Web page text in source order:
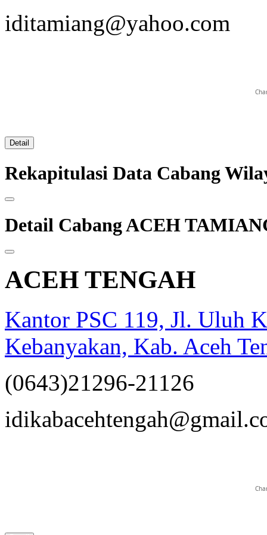
iditamiang@yahoo.com
Detail
Rekapitulasi Data Cabang
Detail Cabang ACEH
ACEH TENGAH
Kantor PSC 119, Jl. Uluh
Kebanyakan, Kab. Aceh
(0643)21296-21126